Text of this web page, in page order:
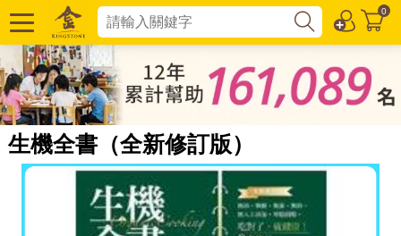
0
生機全書（全新修訂版）